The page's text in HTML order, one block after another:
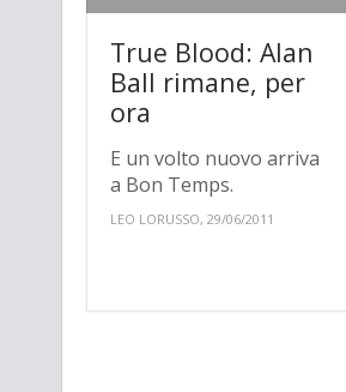
True Blood: Alan
Ball rimane, per
ora
E un volto nuovo arriva
a Bon Temps.
LEO LORUSSO, 29/06/2011